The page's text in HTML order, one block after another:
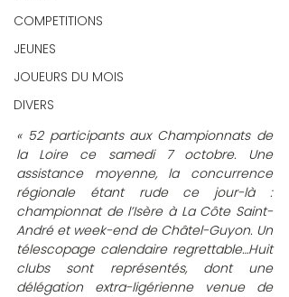
COMPETITIONS
JEUNES
JOUEURS DU MOIS
DIVERS
« 52 participants aux Championnats de
la Loire ce samedi 7 octobre. Une
assistance moyenne, la concurrence
régionale étant rude ce jour-là :
championnat de l’Isère à La Côte Saint-
André et week-end de Châtel-Guyon. Un
télescopage calendaire regrettable…Huit
clubs sont représentés, dont une
délégation extra-ligérienne venue de